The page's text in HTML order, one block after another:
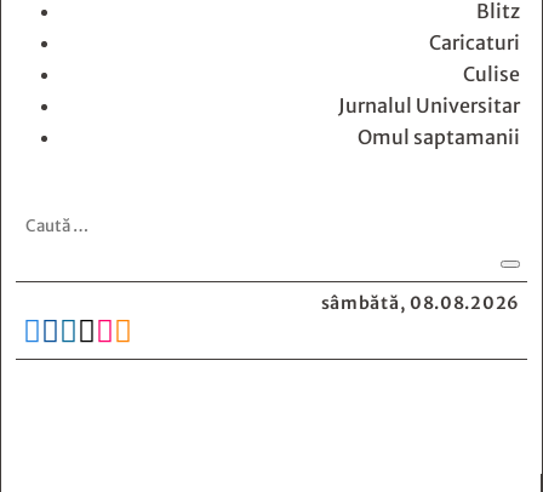
Blitz
Caricaturi
Culise
Jurnalul Universitar
Omul saptamanii
sâmbătă, 08.08.2026
     